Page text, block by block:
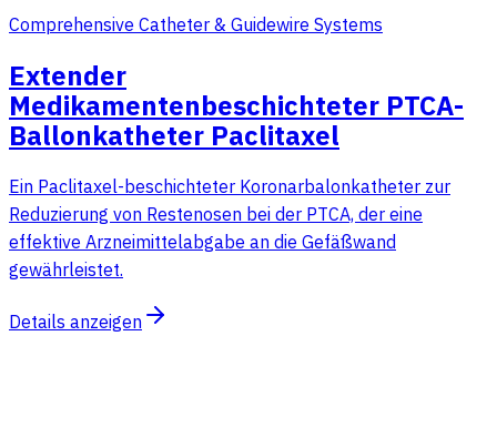
Comprehensive Catheter & Guidewire Systems
Extender
Medikamentenbeschichteter PTCA-
Ballonkatheter Paclitaxel
Ein Paclitaxel-beschichteter Koronarbalonkatheter zur
Reduzierung von Restenosen bei der PTCA, der eine
effektive Arzneimittelabgabe an die Gefäßwand
gewährleistet.
Details anzeigen